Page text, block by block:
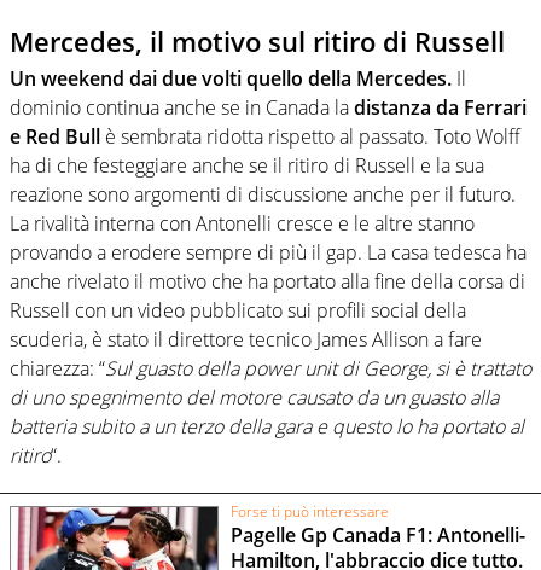
Mercedes, il motivo sul ritiro di Russell
Un weekend dai due volti quello della Mercedes. Il
dominio continua anche se in Canada ladistanza da Ferrari
e Red Bull è sembrata ridotta rispetto al passato. Toto Wolff
ha di che festeggiare anche se il ritiro di Russell e la sua
reazione sono argomenti di discussione anche per il futuro.
La rivalità interna con Antonelli cresce e le altre stanno
provando a erodere sempre di più il gap. La casa tedesca ha
anche rivelato il motivo che ha portato alla fine della corsa di
Russell con un video pubblicato sui profili social della
scuderia, è stato il direttore tecnico James Allison a fare
chiarezza: “Sul guasto della power unit di George, si è trattato
di uno spegnimento del motore causato da un guasto alla
batteria subito a un terzo della gara e questo lo ha portato al
ritiro“.
Forse ti può interessare
Pagelle Gp Canada F1: Antonelli-
Hamilton, l'abbraccio dice tutto.